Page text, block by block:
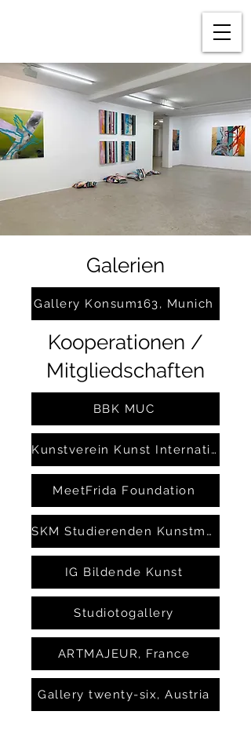
Galerien
Gallery Konsum163, Munich
Kooperationen /
Mitgliedschaften
BBK MUC
Kunstverein Kunst International
MeetFrida Foundation
SKM Studierenden Kunstmarkt
IG Bildende Kunst
Studiotogallery
ARTMAJEUR, France
Gallery twenty-six, Austria